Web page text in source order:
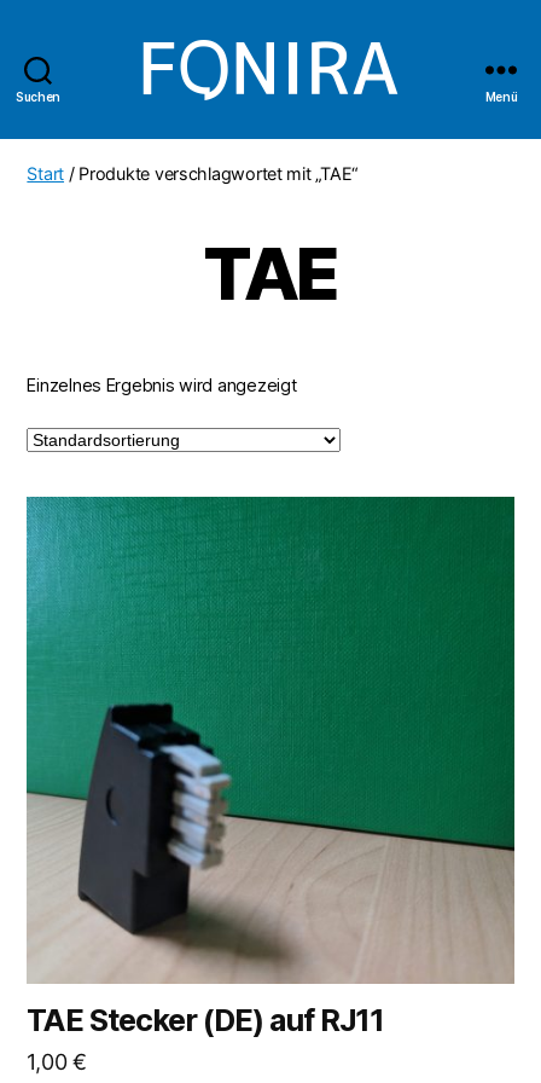
Suchen
Shop
Menü
Start / Produkte verschlagwortet mit „TAE“
TAE
Einzelnes Ergebnis wird angezeigt
TAE Stecker (DE) auf RJ11
1,00€